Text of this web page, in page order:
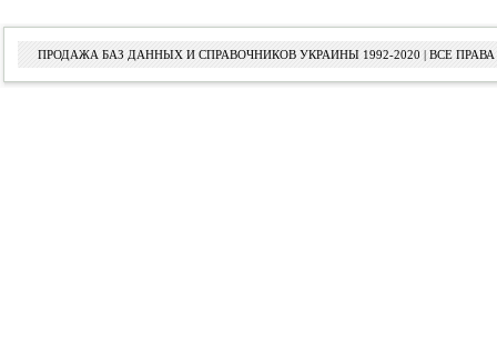
ПРОДАЖА БАЗ ДАННЫХ И СПРАВОЧНИКОВ УКРАИНЫ 1992-2020 | ВСЕ